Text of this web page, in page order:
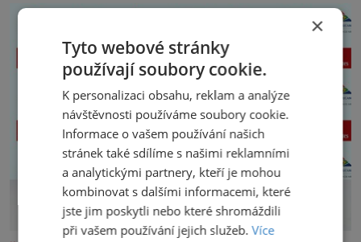
×
Tyto webové stránky
používají soubory cookie.
K personalizaci obsahu, reklam a analýze
návštěvnosti používáme soubory cookie.
Informace o vašem používání našich
stránek také sdílíme s našimi reklamními
a analytickými partnery, kteří je mohou
kombinovat s dalšími informacemi, které
jste jim poskytli nebo které shromáždili
při vašem používání jejich služeb.Více